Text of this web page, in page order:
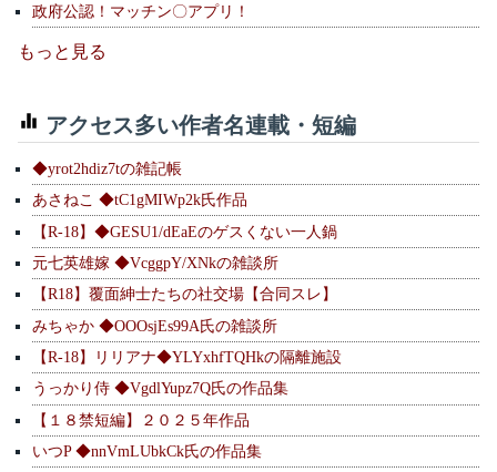
政府公認！マッチン〇アプリ！
もっと見る
アクセス多い作者名連載・短編
◆yrot2hdiz7tの雑記帳
あさねこ ◆tC1gMIWp2k氏作品
【R-18】◆GESU1/dEaEのゲスくない一人鍋
元七英雄嫁 ◆VcggpY/XNkの雑談所
【R18】覆面紳士たちの社交場【合同スレ】
みちゃか ◆OOOsjEs99A氏の雑談所
【R-18】リリアナ◆YLYxhfTQHkの隔離施設
うっかり侍 ◆VgdlYupz7Q氏の作品集
【１８禁短編】２０２５年作品
いつP ◆nnVmLUbkCk氏の作品集